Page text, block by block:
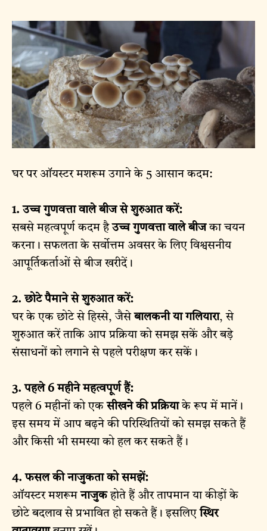
घर पर ऑयस्टर मशरूम उगाने के 5 आसान कदम:
1. उच्च गुणवत्ता वाले बीज से शुरुआत करें:
सबसे महत्वपूर्ण कदम हैउच्च गुणवत्ता वाले बीजका चयन
करना। सफलता के सर्वोत्तम अवसर के लिए विश्वसनीय
आपूर्तिकर्ताओं से बीज खरीदें।
2. छोटे पैमाने से शुरुआत करें:
घर के एक छोटे से हिस्से, जैसेबालकनी या गलियारा, से
शुरुआत करें ताकि आप प्रक्रिया को समझ सकें और बड़े
संसाधनों को लगाने से पहले परीक्षण कर सकें।
3. पहले 6 महीने महत्वपूर्ण हैं:
पहले 6 महीनों को एकसीखने की प्रक्रियाके रूप में मानें।
इस समय में आप बढ़ने की परिस्थितियों को समझ सकते हैं
और किसी भी समस्या को हल कर सकते हैं।
4. फसल की नाजुकता को समझें:
ऑयस्टर मशरूमनाजुकहोते हैं और तापमान या कीड़ों के
छोटे बदलाव से प्रभावित हो सकते हैं। इसलिएस्थिर